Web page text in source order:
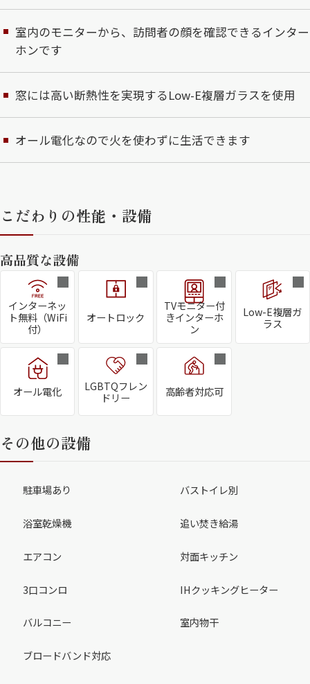
室内のモニターから、訪問者の顔を確認できるインター
ホンです
窓には高い断熱性を実現するLow-E複層ガラスを使用
オール電化なので火を使わずに生活できます
こだわりの性能・設備
高品質な設備
インターネッ
ト無料（WiFi
付）
オートロック
TVモニター付
きインターホ
ン
Low-E複層ガ
ラス
オール電化
LGBTQフレン
ドリー
高齢者対応可
その他の設備
駐車場あり バストイレ別
浴室乾燥機 追い焚き給湯
エアコン 対面キッチン
3口コンロ IHクッキングヒーター
バルコニー 室内物干
ブロードバンド対応